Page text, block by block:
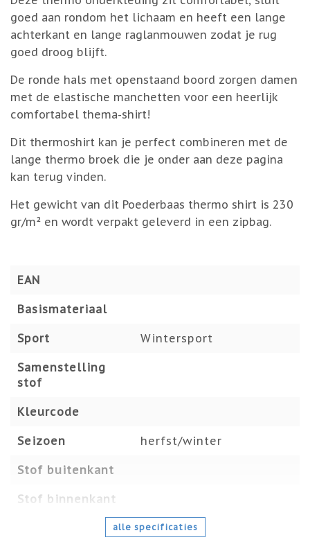
goed aan rondom het lichaam en heeft een lange
achterkant en lange raglanmouwen zodat je rug
goed droog blijft.
De ronde hals met openstaand boord zorgen damen
met de elastische manchetten voor een heerlijk
comfortabel thema-shirt!
Dit thermoshirt kan je perfect combineren met de
lange thermo broek die je onder aan deze pagina
kan terug vinden.
Het gewicht van dit Poederbaas thermo shirt is 230
gr/m² en wordt verpakt geleverd in een zipbag.
EAN
Basismateriaal
Sport Wintersport
Samenstelling
stof
Kleurcode
Seizoen herfst/winter
Stof buitenkant
Stof binnenkant
alle specificaties